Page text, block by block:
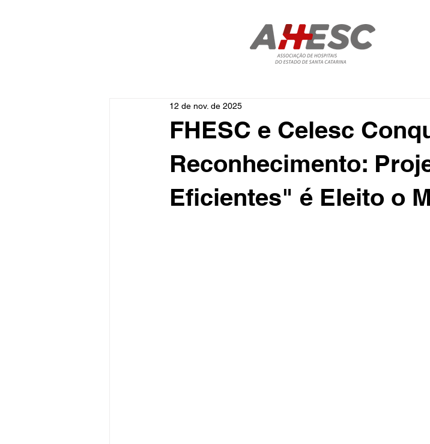
FHESC e Celesc
Reconhecimento:
Eficientes" é Eleito o
12 de nov. de 2025